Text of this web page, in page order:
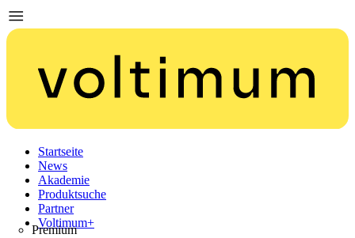
Startseite
News
Akademie
Produktsuche
Partner
Premium
Voltimum+